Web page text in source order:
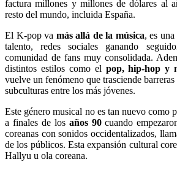
factura millones y millones de dólares al
resto del mundo, incluida España.
El K-pop va más allá de la música, es
talento, redes sociales ganando
comunidad de fans muy consolidada.
distintos estilos como el pop, hip-hop y
vuelve un fenómeno que trasciende
subculturas entre los más jóvenes.
Este género musical no es tan nuevo como
a finales de los años 90cuando
coreanas con sonidos occidentalizados,
de los públicos. Esta expansión cultural
Hallyu u ola coreana.